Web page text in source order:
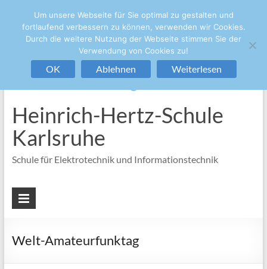
+49 721/133-4848 sekretariat@hhs.karlsruhe.de
Heinrich-Hertz-Schule
Karlsruhe
Schule für Elektrotechnik und Informationstechnik
Welt-Amateurfunktag
Um unsere Webseite für Sie optimal zu gestalten und
fortlaufend verbessern zu können, verwenden wir Cookies.
Durch die weitere Nutzung der Webseite stimmen Sie der
Verwendung von Cookies zu!
OK Ablehnen Weiterlesen